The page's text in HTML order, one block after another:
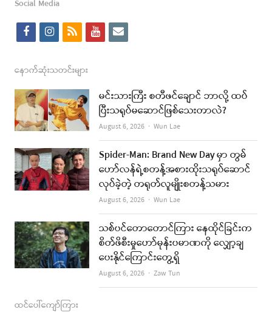
Social Media
f
c
e
b
o
o
k
i
s
t
a
g
r
a
m
r
s
y
t
u
b
e
e
i
l
နောက်ဆုံးသတင်းများ
မင်းသားကြီး စတီဖင်ချောင် ဘာလို့ ထပ်
ပြီးသရုပ်မဆောင်ဖြစ်သေးတာလဲ?
August 6, 2026 Author
Wun Lae
Spider-Man: Brand New Day မှာ တွမ်
ဟော်လန်ရဲ့စတန့်အစားထိုးသရုပ်ဆောင်
လုပ်ခဲ့တဲ့ တရုတ်လူမျိုးစတန့်သမား
August 6, 2026 Author
Wun Lae
သစ်ပင်တောတောင်ကြား နေထိုင်ခြင်းက
စိတ်ဖိစီးမှုဟော်မုန်းပမာဏကို လျှော့ချ
ပေးနိုင်ကြောင်းတွေ့ရှိ
August 6, 2026 Author
Zaw Tun
ထင်ပေါ်ကျော်ကြား